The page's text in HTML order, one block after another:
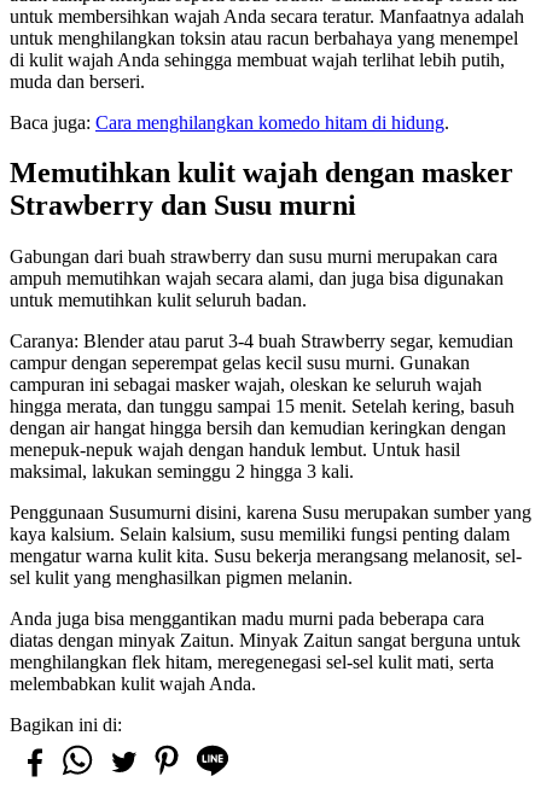
untuk membersihkan wajah Anda secara teratur. Manfaatnya adalah
untuk menghilangkan toksin atau racun berbahaya yang menempel
di kulit wajah Anda sehingga membuat wajah terlihat lebih putih,
muda dan berseri.
Baca juga: Cara menghilangkan komedo hitam di hidung.
Memutihkan kulit wajah dengan masker
Strawberry dan Susu murni
Gabungan dari buah strawberry dan susu murni merupakan cara
ampuh memutihkan wajah secara alami, dan juga bisa digunakan
untuk memutihkan kulit seluruh badan.
Caranya: Blender atau parut 3-4 buah Strawberry segar, kemudian
campur dengan seperempat gelas kecil susu murni. Gunakan
campuran ini sebagai masker wajah, oleskan ke seluruh wajah
hingga merata, dan tunggu sampai 15 menit. Setelah kering, basuh
dengan air hangat hingga bersih dan kemudian keringkan dengan
menepuk-nepuk wajah dengan handuk lembut. Untuk hasil
maksimal, lakukan seminggu 2 hingga 3 kali.
Penggunaan Susumurni disini, karena Susu merupakan sumber yang
kaya kalsium. Selain kalsium, susu memiliki fungsi penting dalam
mengatur warna kulit kita. Susu bekerja merangsang melanosit, sel-
sel kulit yang menghasilkan pigmen melanin.
Anda juga bisa menggantikan madu murni pada beberapa cara
diatas dengan minyak Zaitun. Minyak Zaitun sangat berguna untuk
menghilangkan flek hitam, meregenegasi sel-sel kulit mati, serta
melembabkan kulit wajah Anda.
Bagikan ini di: